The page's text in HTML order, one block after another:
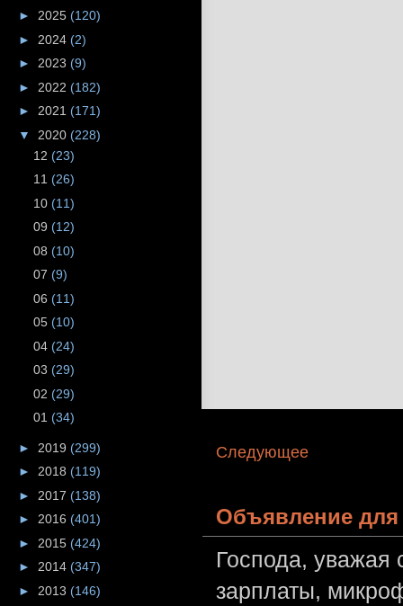
Следующее
Объявление для
Господа,
зарплаты,
► 2025 (120)
► 2024 (2)
► 2023 (9)
► 2022 (182)
► 2021 (171)
▼ 2020 (228)
12 (23)
11 (26)
10 (11)
09 (12)
08 (10)
07 (9)
06 (11)
05 (10)
04 (24)
03 (29)
02 (29)
01 (34)
► 2019 (299)
► 2018 (119)
► 2017 (138)
► 2016 (401)
► 2015 (424)
► 2014 (347)
► 2013 (146)